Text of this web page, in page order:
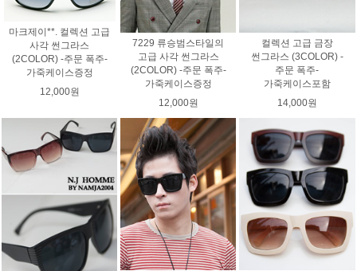
마크제이**. 컬렉션 고급
사각 썬그라스
(2COLOR) -주문 폭주-
가죽케이스증정
12,000원
7229 류승범스타일의
고급 사각 썬그라스
(2COLOR) -주문 폭주-
가죽케이스증정
12,000원
컬렉션 고급 금장
썬그라스 (3COLOR) -
주문 폭주-
가죽케이스포함
14,000원